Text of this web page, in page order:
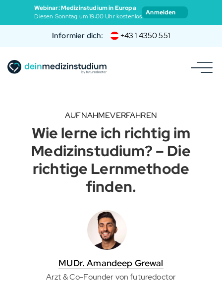
Webinar: Medizinstudium in Europa
Diesen Sonntag um 19:00 Uhr kostenlos Anmelden
Informier dich: +43 1 4350 551
AUFNAHMEVERFAHREN
Wie lerne ich richtig im
Medizinstudium? – Die
richtige Lernmethode
finden.
MUDr. Amandeep Grewal
Arzt & Co-Founder von futuredoctor